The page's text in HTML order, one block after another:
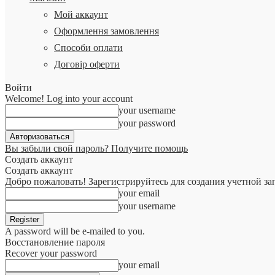
Мой аккаунт
Оформлення замовлення
Способи оплати
Договір оферти
Войти
Welcome! Log into your account
your username
your password
Вы забыли свой пароль? Получите помощь
Создать аккаунт
Создать аккаунт
Добро пожаловать! Зарегистрируйтесь для создания учетной
your email
your username
A password will be e-mailed to you.
Восстановление пароля
Recover your password
your email